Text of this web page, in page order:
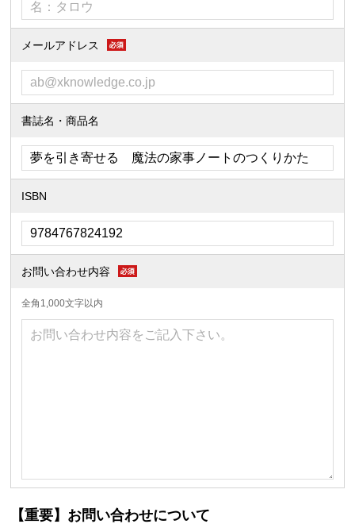
メールアドレス
書誌名・商品名
ISBN
お問い合わせ内容
全角1,000文字以内
【重要】お問い合わせについて